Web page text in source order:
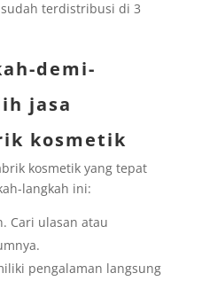
terdistribusi di 3
demi-
jasa
kosmetik
kosmetik yang tepat
langkah ini:
Cari ulasan atau
pengalaman langsung